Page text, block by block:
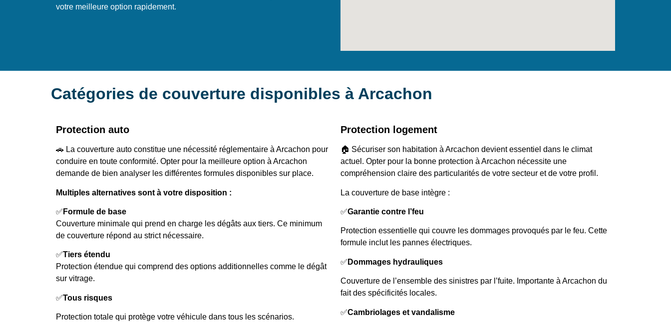
votre meilleure option rapidement.
Catégories de couverture disponibles à Arcachon
Protection auto
🚗 La couverture auto constitue une nécessité réglementaire à Arcachon pour
conduire en toute conformité. Opter pour la meilleure option à Arcachon
demande de bien analyser les différentes formules disponibles sur place.
Multiples alternatives sont à votre disposition :
✅ Formule de base
Couverture minimale qui prend en charge les dégâts aux tiers. Ce minimum
de couverture répond au strict nécessaire.
✅Tiers étendu
Protection étendue qui comprend des options additionnelles comme le dégât
sur vitrage.
✅Tous risques
Protection totale qui protège votre véhicule dans tous les scénarios.
Protection logement
🏠 Sécuriser son habitation à Arcachon devient essentiel dans le climat
actuel. Opter pour la bonne protection à Arcachon nécessite une
compréhension claire des particularités de votre secteur et de votre profil.
La couverture de base intègre :
✅Garantie contre l’feu
Protection essentielle qui couvre les dommages provoqués par le feu. Cette
formule inclut les pannes électriques.
✅ Dommages hydrauliques
Couverture de l’ensemble des sinistres par l’fuite. Importante à Arcachon du
fait des spécificités locales.
✅Cambriolages et vandalisme